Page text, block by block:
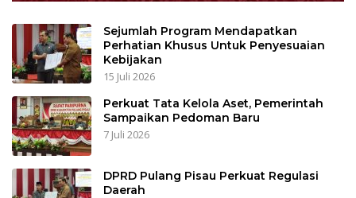
Sejumlah Program Mendapatkan
Perhatian Khusus Untuk Penyesuaian
Kebijakan
15 Juli 2026
Perkuat Tata Kelola Aset, Pemerintah
Sampaikan Pedoman Baru
7 Juli 2026
DPRD Pulang Pisau Perkuat Regulasi
Daerah